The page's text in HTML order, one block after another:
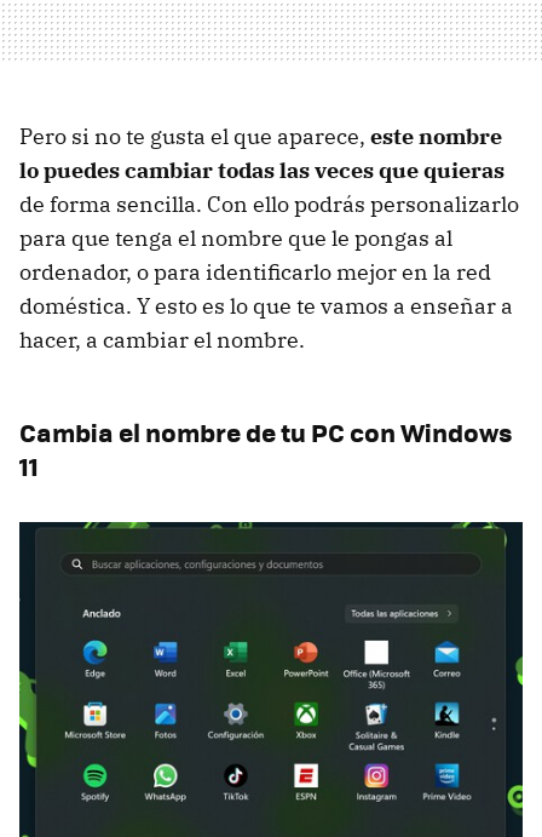
Pero si no te gusta el que aparece, este nombre
lo puedes cambiar todas las veces que quieras
de forma sencilla. Con ello podrás personalizarlo
para que tenga el nombre que le pongas al
ordenador, o para identificarlo mejor en la red
doméstica. Y esto es lo que te vamos a enseñar a
hacer, a cambiar el nombre.
Cambia el nombre de tu PC con Windows
11